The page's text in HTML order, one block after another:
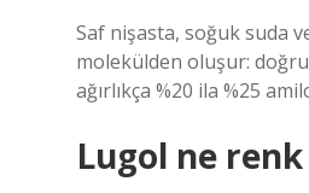
Saf nişasta, soğuk suda
molekülden oluşur:
ağırlıkça %20 ila %25
Lugol ne